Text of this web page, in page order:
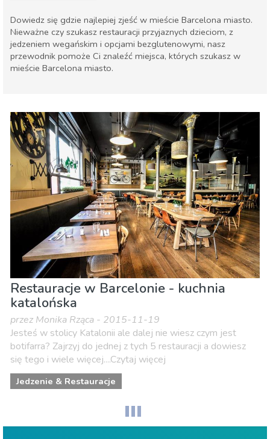
Dowiedz się gdzie najlepiej zjeść w mieście Barcelona miasto.
Nieważne czy szukasz restauracji przyjaznych dzieciom, z
jedzeniem wegańskim i opcjami bezglutenowymi, nasz
przewodnik pomoże Ci znaleźć miejsca, których szukasz w
mieście Barcelona miasto.
Dzieci i rodzina
Gdzie Najlepiej
Jedzenie & Restauracje
Muzeum & Sztuka
Przyroda i plener
Restauracje w Barcelonie - kuchnia
katalońska
przez Monika Rząca - 2015-11-19
Jesteś w stolicy Katalonii ale dalej nie wiesz czym jest
botifarra? Zajrzyj do jednej z tych 5 restauracji a dowiesz
się tego i wiele więcej....Czytaj więcej
Jedzenie & Restauracje